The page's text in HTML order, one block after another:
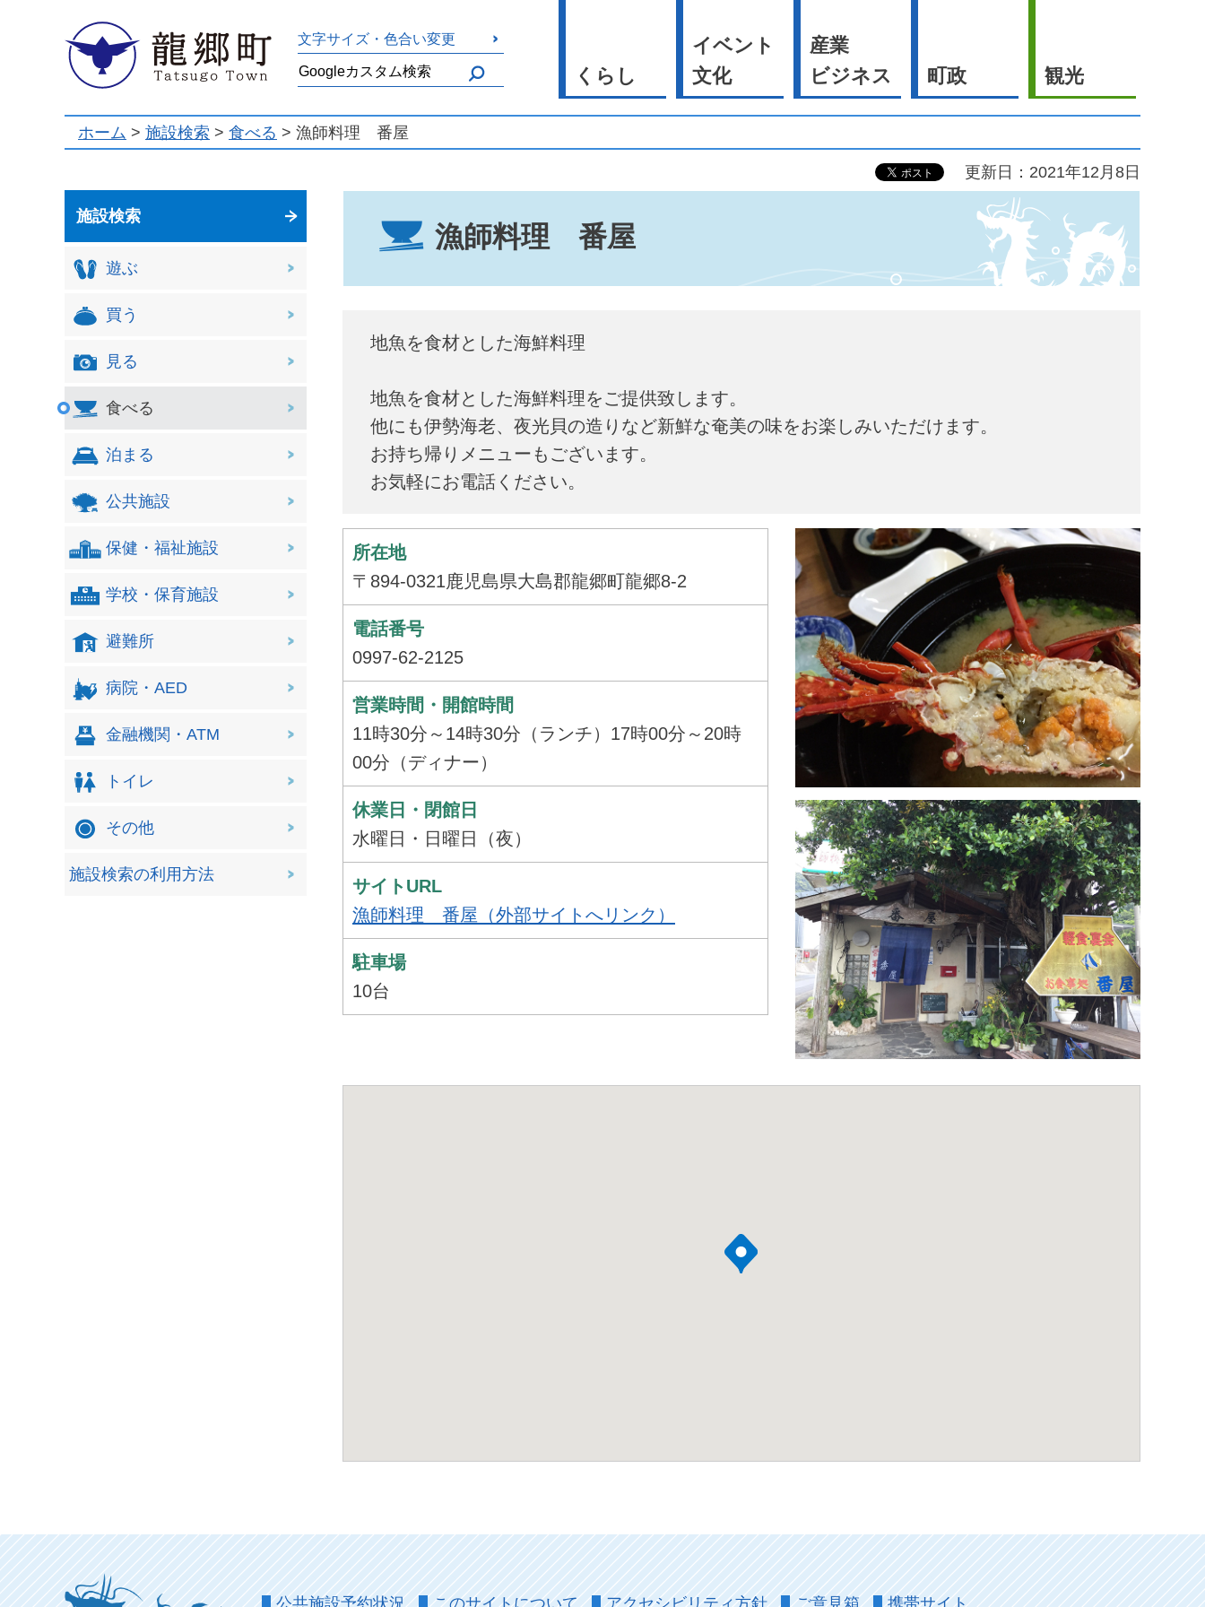
龍郷町 文字サイズ・色合い変更
くらし
イベント
文化
産業
ビジネス
町政 観光
ホーム > 施設検索 > 食べる > 漁師料理 番屋
更新日：2021年12月8日
施設検索
遊ぶ
買う
見る
食べる
泊まる
公共施設
保健・福祉施設
学校・保育施設
避難所
病院・AED
金融機関・ATM
トイレ
その他
施設検索の利用方法
漁師料理 番屋
地魚を食材とした海鮮料理
地魚を食材とした海鮮料理をご提供致します。
他にも伊勢海老、夜光貝の造りなど新鮮な奄美の味をお楽しみいただけます。
お持ち帰りメニューもございます。
お気軽にお電話ください。
所在地
〒894-0321鹿児島県大島郡龍郷町龍郷8-2
電話番号
0997-62-2125
営業時間・開館時間
11時30分～14時30分（ランチ）17時00分～20時
00分（ディナー）
休業日・閉館日
水曜日・日曜日（夜）
サイトURL
漁師料理 番屋（外部サイトへリンク）
駐車場
10台